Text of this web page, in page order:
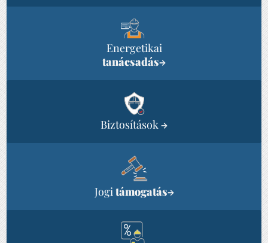
Energetikai
tanácsadás→
Biztosítások→
Jogi támogatás→